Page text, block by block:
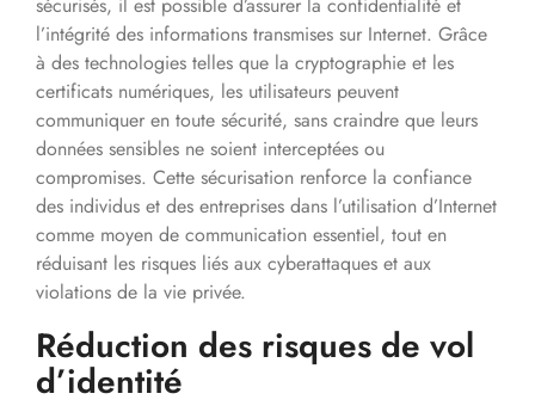
l’intégrité des informations transmises sur Internet. Grâce
à des technologies telles que la cryptographie et les
certificats numériques, les utilisateurs peuvent
communiquer en toute sécurité, sans craindre que leurs
données sensibles ne soient interceptées ou
compromises. Cette sécurisation renforce la confiance
des individus et des entreprises dans l’utilisation d’Internet
comme moyen de communication essentiel, tout en
réduisant les risques liés aux cyberattaques et aux
violations de la vie privée.
Réduction des risques de vol
d’identité